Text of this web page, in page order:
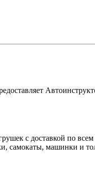
с доставкой по
самокаты, машинки и